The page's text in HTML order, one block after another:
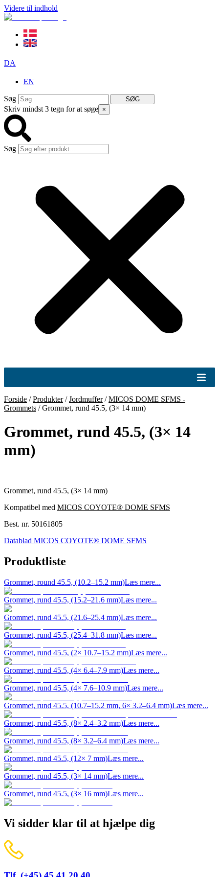
Videre til indhold
DA
EN
Søg SØG
Skriv mindst 3 tegn for at søge ×
Søg
Forside /Produkter/Jordmuffer/MICOS DOME SFMS -
Grommets /Grommet, rund 45.5, (3× 14 mm)
Grommet, rund 45.5, (3× 14
mm)
Grommet, rund 45.5, (3× 14 mm)
Kompatibel med MICOS COYOTE® DOME SFMS
Best. nr. 50161805
Datablad MICOS COYOTE® DOME SFMS
Produktliste
Grommet, round 45.5, (10.2–15.2 mm)Læs mere...
Grommet, rund 45.5, (15.2–21.6 mm)Læs mere...
Grommet, rund 45.5, (21.6–25.4 mm)Læs mere...
Grommet, rund 45.5, (25.4–31.8 mm)Læs mere...
Grommet, rund 45.5, (2× 10.7–15.2 mm)Læs mere...
Grommet, rund 45.5, (4× 6.4–7.9 mm)Læs mere...
Grommet, rund 45.5, (4× 7.6–10.9 mm)Læs mere...
Grommet, rund 45.5, (10.7–15.2 mm, 6× 3.2–6.4 mm)Læs mere...
Grommet, rund 45.5, (8× 2.4–3.2 mm)Læs mere...
Grommet, rund 45.5, (8× 3.2–6.4 mm)Læs mere...
Grommet, rund 45.5, (12× 7 mm)Læs mere...
Grommet, rund 45.5, (3× 14 mm)Læs mere...
Grommet, rund 45.5, (3× 16 mm)Læs mere...
Vi sidder klar til at hjælpe dig